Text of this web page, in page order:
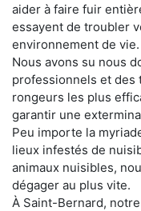
aider à faire fuir
essayent de troubler
environnement de vie.
Nous avons su nous
professionnels et des
rongeurs les plus
garantir une
Peu importe la
lieux infestés de
animaux nuisibles,
dégager au plus vite.
À Saint-Bernard,